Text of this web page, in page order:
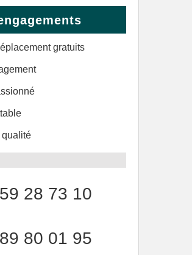
gratuits
qualité
28 73 10
80 01 95